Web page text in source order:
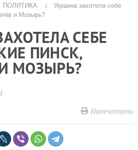
ПОЛИТИКА
Украина захотела себе
и Мозырь?
СЕБЕ
ПИНСК,
МОЗЫРЬ?
Напечатать